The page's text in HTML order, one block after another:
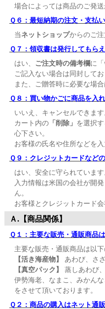
場合によっては商品のご発
Ｑ６：最短納期の注文・支払
当ネットショップからのご注
Ｑ７：領収書は発行してもら
はい、 ご注文時の備考欄に
ご記入ない場合は同封して
また、ご贈答時に必要な場
Ｑ８：買い物かごに商品を入
いいえ、キャンセルできます
カート内の 「削除」 を選択
心下さい。
お客様の氏名や住所などを
Ｑ９：クレジットカードなど
はい、安全に守られています
入力情報は米国の会社が開
ん。
お客様とクレジットカード
Ａ.【商品関係】
Ｑ１：主要な販売・通販商品
主要な販売・通販商品は以下
【活き海産物】
あわび、さ
【真空パック】
蒸しあわび
伊勢海老、なまこ、みかん
をさせて頂いております。
Ｑ２：商品の購入はネット通